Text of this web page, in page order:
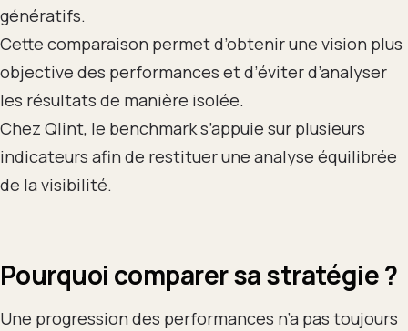
génératifs.
Cette comparaison permet d’obtenir une vision plus
objective des performances et d’éviter d’analyser
les résultats de manière isolée.
Chez Qlint, le benchmark s’appuie sur plusieurs
indicateurs afin de restituer une analyse équilibrée
de la visibilité.
Pourquoi comparer sa stratégie ?
Une progression des performances n’a pas toujours